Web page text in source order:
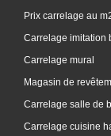
Prix carrelage au
Carrelage imitation
Carrelage mural
Magasin de
Carrelage salle de
Carrelage cuisine